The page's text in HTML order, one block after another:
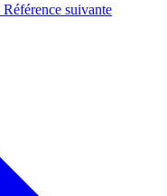
Référence suivante